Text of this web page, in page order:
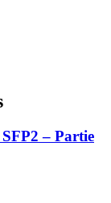
– Partie